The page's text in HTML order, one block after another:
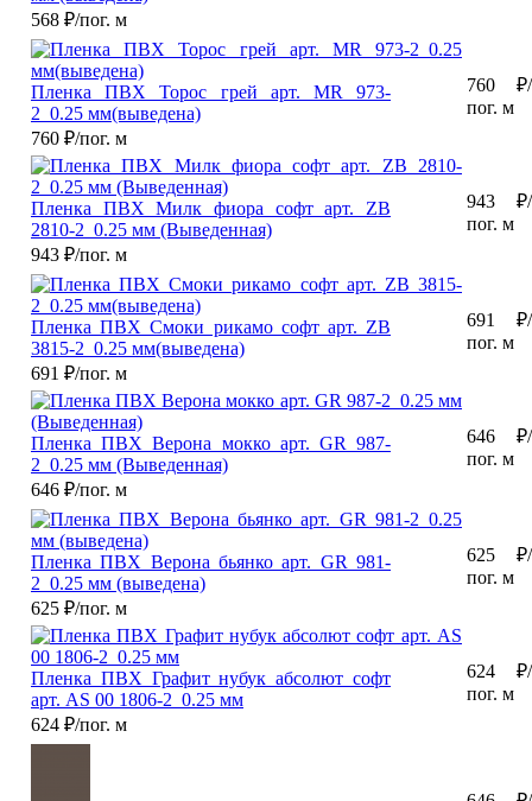
568 ₽/пог. м
Пленка ПВХ Торос грей арт. MR 973-
2_0.25 мм(выведена)
760 ₽/пог. м
760 ₽/
пог. м
Пленка ПВХ Милк фиора софт арт. ZB
2810-2_0.25 мм (Выведенная)
943 ₽/пог. м
943 ₽/
пог. м
Пленка ПВХ Смоки рикамо софт арт. ZB
3815-2_0.25 мм(выведена)
691 ₽/пог. м
691 ₽/
пог. м
Пленка ПВХ Верона мокко арт. GR 987-
2_0.25 мм (Выведенная)
646 ₽/пог. м
646 ₽/
пог. м
Пленка ПВХ Верона бьянко арт. GR 981-
2_0.25 мм (выведена)
625 ₽/пог. м
625 ₽/
пог. м
Пленка ПВХ Графит нубук абсолют софт
арт. AS 00 1806-2_0.25 мм
624 ₽/пог. м
624 ₽/
пог. м